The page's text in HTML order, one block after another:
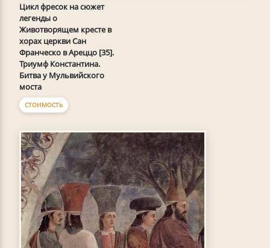
Цикл фресок на сюжет
легенды о
Животворящем кресте в
хорах церкви Сан
Франческо в Ареццо [35].
Триумф Константина.
Битва у Мульвийского
моста
СТОИМОСТЬ